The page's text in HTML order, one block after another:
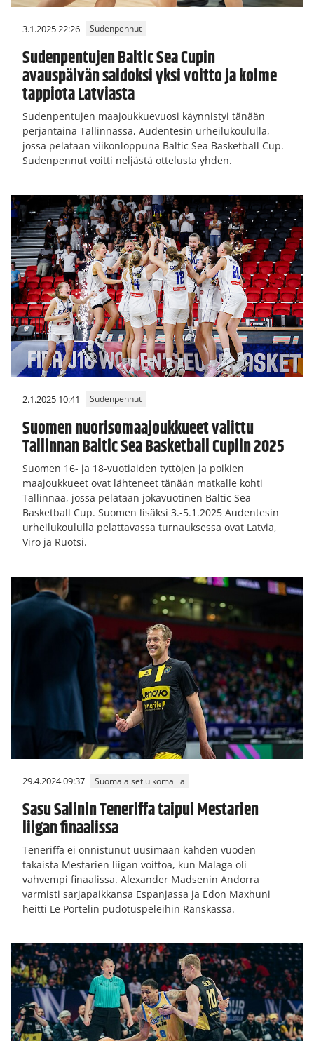
3.1.2025 22:26 Sudenpennut
Sudenpentujen Baltic Sea Cupin
avauspäivän saldoksi yksi voitto ja kolme
tappiota Latviasta
Sudenpentujen maajoukkuevuosi käynnistyi tänään
perjantaina Tallinnassa, Audentesin urheilukoululla,
jossa pelataan viikonloppuna Baltic Sea Basketball Cup.
Sudenpennut voitti neljästä ottelusta yhden.
2.1.2025 10:41 Sudenpennut
Suomen nuorisomaajoukkueet valittu
Tallinnan Baltic Sea Basketball Cupiin 2025
Suomen 16- ja 18-vuotiaiden tyttöjen ja poikien
maajoukkueet ovat lähteneet tänään matkalle kohti
Tallinnaa, jossa pelataan jokavuotinen Baltic Sea
Basketball Cup. Suomen lisäksi 3.-5.1.2025 Audentesin
urheilukoululla pelattavassa turnauksessa ovat Latvia,
Viro ja Ruotsi.
29.4.2024 09:37 Suomalaiset ulkomailla
Sasu Salinin Teneriffa taipui Mestarien
liigan finaalissa
Teneriffa ei onnistunut uusimaan kahden vuoden
takaista Mestarien liigan voittoa, kun Malaga oli
vahvempi finaalissa. Alexander Madsenin Andorra
varmisti sarjapaikkansa Espanjassa ja Edon Maxhuni
heitti Le Portelin pudotuspeleihin Ranskassa.